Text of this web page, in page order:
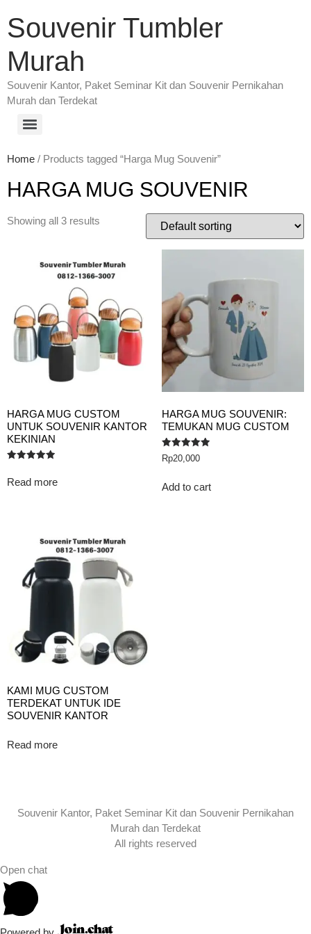
Souvenir Tumbler
Murah
Souvenir Kantor, Paket Seminar Kit dan Souvenir Pernikahan
Murah dan Terdekat
Home / Products tagged “Harga Mug Souvenir”
HARGA MUG SOUVENIR
Showing all 3 results
HARGA MUG CUSTOM
UNTUK SOUVENIR KANTOR
KEKINIAN
5.00
out of 5
Read more
HARGA MUG SOUVENIR:
TEMUKAN MUG CUSTOM
Rated
5.00
Rp20,000
Add to cart
KAMI MUG CUSTOM
TERDEKAT UNTUK IDE
SOUVENIR KANTOR
Read more
Souvenir Kantor, Paket Seminar Kit dan Souvenir Pernikahan
Murah dan Terdekat
All rights reserved
Open chat